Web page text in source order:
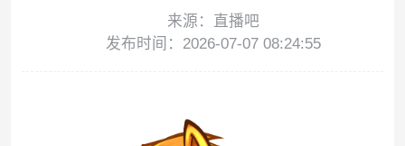
来源：直播吧
发布时间：2026-07-07 08:24:55